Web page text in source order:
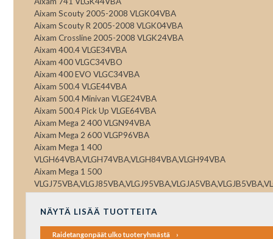
Aixam Scouty 2005-2008 VLGK04VBA
Aixam Scouty R 2005-2008 VLGK04VBA
Aixam Crossline 2005-2008 VLGK24VBA
Aixam 400.4 VLGE34VBA
Aixam 400 VLGC34VBO
Aixam 400 EVO VLGC34VBA
Aixam 500.4 VLGE44VBA
Aixam 500.4 Minivan VLGE24VBA
Aixam 500.4 Pick Up VLGE64VBA
Aixam Mega 2 400 VLGN94VBA
Aixam Mega 2 600 VLGP96VBA
Aixam Mega 1 400
VLGH64VBA,VLGH74VBA,VLGH84VBA,VLGH94VBA
Aixam Mega 1 500
NÄYTÄ LISÄÄ TUOTTEITA
Raidetangonpäät ulko tuoteryhmästä